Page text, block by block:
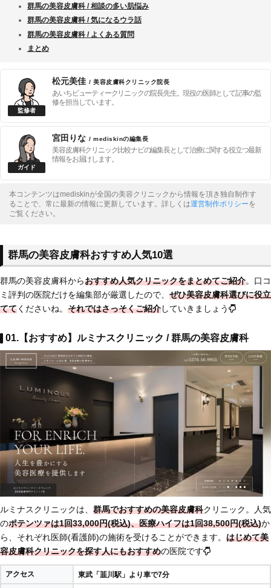
群馬の美容皮膚科 / 相談の多い肌悩み
群馬の美容皮膚科 / 気になるウラ話
群馬の美容皮膚科 / よくある質問
まとめ
松元美佳 / 美容皮膚科クリニック院長
あいちビューティークリニックの院長先生。現役の医師として記事の監
修を担当しています。
宮田りな / mediskinの編集長
美容皮膚科クリニック比較ナビの編集長として治療に関する役立つ最新
情報をお届けします。
本コンテンツはmediskinが全国の美容クリニックから情報を頂き独自制作す
ることで、常に最新の情報に更新しています。詳しくは運営制作ポリシーを
ご覧ください。
群馬の美容皮膚科おすすめ人気10選
群馬の美容皮膚科からおすすめ人気クリニックをまとめてご紹介。口コ
ミ評判の医院だけを編集部が厳選したので、 ぜひ美容皮膚科選びに役立
ててくださいね。 それではさっそくご紹介していきましょう
01.【おすすめ】ルミナスクリニック / 群馬の美容皮膚科
ルミナスクリニックは、 群馬でおすすめの美容皮膚科クリニック。人気
のポテンツァは1回33,000円(税込)、医療ハイフは1回38,500円(税込)か
ら、それぞれ医師(看護師)の施術を受けることができます。 はじめて美
容皮膚科クリニックを探す人にもおすすめの医院です
アクセス 東武「韮川駅」より車で7分